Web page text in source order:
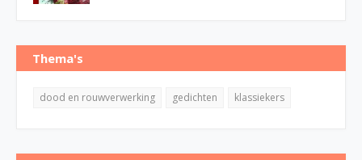
Thema's
dood en rouwverwerking gedichten klassiekers